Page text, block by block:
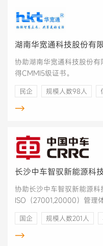
湖南华宽通科技股份有
协助湖南华宽通科技股份
得CMMI5级证书。
民企 规模人数98人
→
长沙中车智驭新能源科
ISO（27001,20000）
协助长沙中车智驭新能源
ISO（27001,20000）管理
ISO（27001,20000）体系
国企 规模人数201人
→